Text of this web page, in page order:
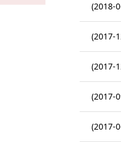
(2018-
(2017-
(2017-
(2017-
(2017-